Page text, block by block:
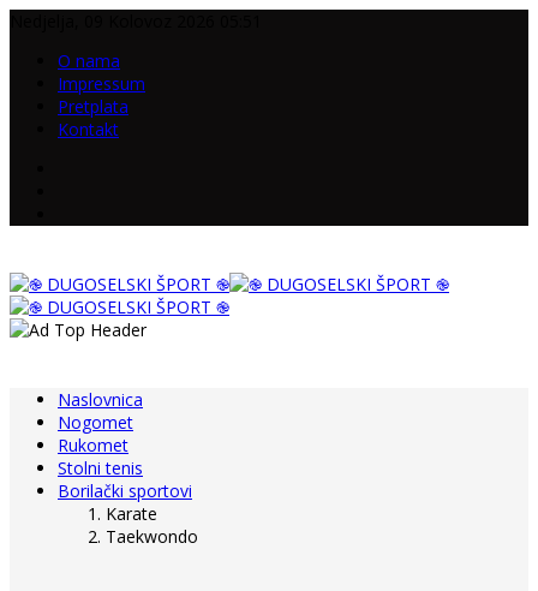
O nama
Impressum
Pretplata
Kontakt
Naslovnica
Nogomet
Rukomet
Stolni tenis
Borilački sportovi
Karate
Taekwondo